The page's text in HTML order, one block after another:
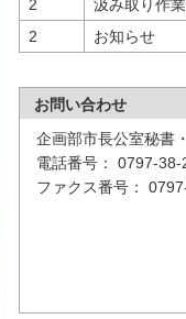
2
汲み取り作
2
お知らせ
お問い合わせ
企画部市長公室秘書
電話番号： 0797-38-
ファクス番号：